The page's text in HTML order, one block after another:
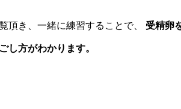
頂き、一緒に練習することで、 受精卵
し方がわかります。